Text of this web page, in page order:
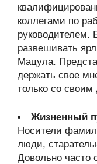
коллегами по
руководителем.
развешивать
Мацула.
держать свое
только со своим
Жизненный
Носители
люди,
Довольно часто